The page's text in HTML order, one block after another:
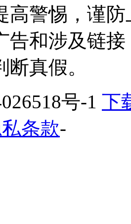
高警惕，谨
告和涉及链
真假。
号-1 下
条款-